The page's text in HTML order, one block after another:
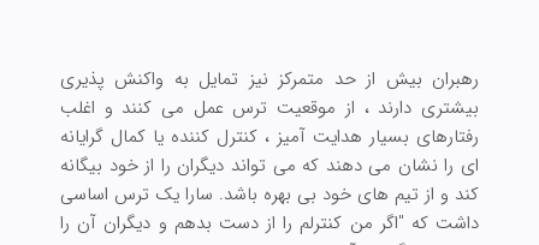
رهبران بیش از حد متمرکز نیز تمایل به واکنش پذیری
بیشتری دارند ، از موقعیت ترس عمل می کنند و اغلب
رفتارهای بسیار هدایت آمیز ، کنترل کننده یا کمال گرایانه
ای را نشان می دهند که می تواند دیگران را از خود بیگانه
کند و از تیم های خود بی بهره باشد. سارا یک ترس اساسی
داشت که "اگر من کنترلم را از دست بدهم و دیگران آن را